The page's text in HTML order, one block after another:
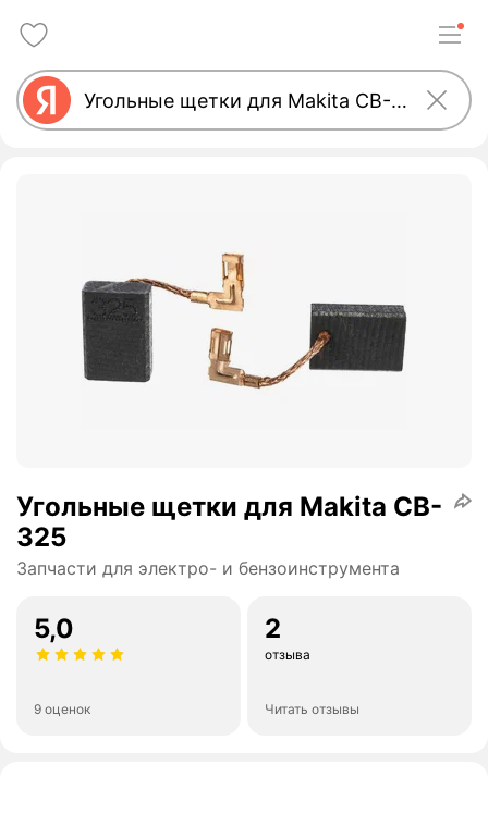
Угольные щетки для Makita CB-
325
Запчасти для электро- и бензоинструмента
5,0
9 оценок
2
отзыва
Читать отзывы